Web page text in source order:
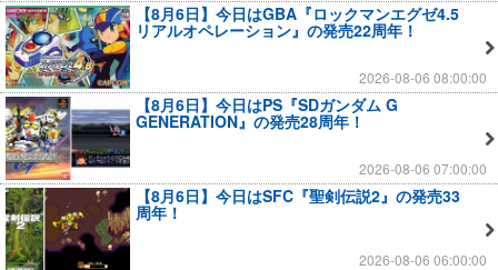
【8月6日】今日はGBA『ロックマンエグゼ4.5
リアルオペレーション』の発売22周年！
2026-08-06 08:00:00
【8月6日】今日はPS『SDガンダム G
GENERATION』の発売28周年！
2026-08-06 07:00:00
【8月6日】今日はSFC『聖剣伝説2』の発売33
周年！
2026-08-06 06:00:00